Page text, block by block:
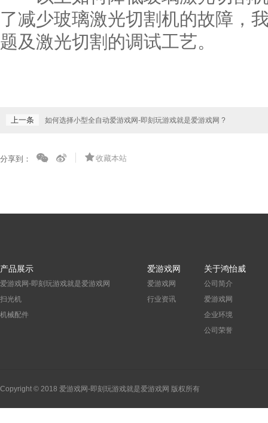
了减少玻璃激光切割机的故障，
题及激光切割的调试工艺。
上一条 如何选择小型全自动爱游戏网-即刻玩游戏就是爱游戏网 ?
分享到： 收藏本站
产品展示
爱游戏网-即刻玩游戏就是爱游戏网
扫光机
机械配件
爱游戏网
爱游戏网
行业资讯
关于鸿怡威
公司简介
爱游戏网
企业环境
公司荣誉
Copyright © 2018 爱游戏网-即刻玩游戏就是爱游戏网 版权所有